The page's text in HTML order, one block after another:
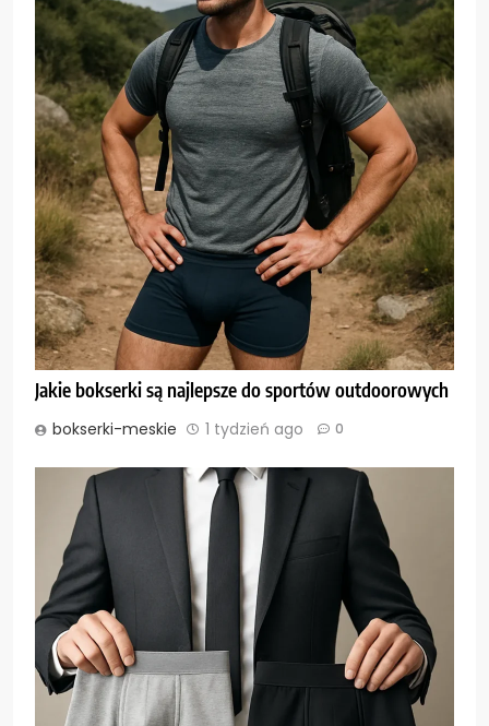
Jakie bokserki są najlepsze do sportów outdoorowych
bokserki-meskie 1 tydzień ago 0